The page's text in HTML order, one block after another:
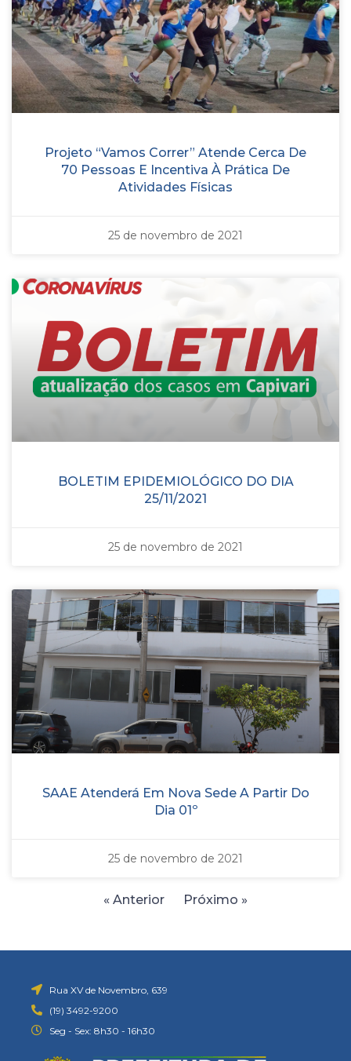
Projeto “Vamos Correr” Atende Cerca De
70 Pessoas E Incentiva À Prática De
Atividades Físicas
25 de novembro de 2021
BOLETIM EPIDEMIOLÓGICO DO DIA
25/11/2021
25 de novembro de 2021
SAAE Atenderá Em Nova Sede A Partir Do
Dia 01º
25 de novembro de 2021
« Anterior Próximo »
Rua XV de Novembro, 639
(19) 3492-9200
Seg - Sex: 8h30 - 16h30